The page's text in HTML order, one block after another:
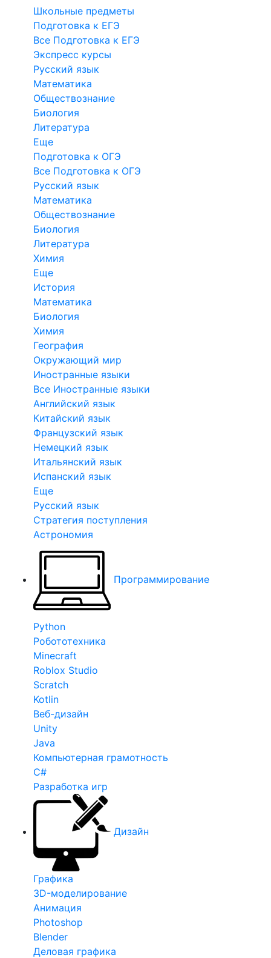
Школьные предметы
Подготовка к ЕГЭ
Все Подготовка к ЕГЭ
Экспресс курсы
Русский язык
Математика
Обществознание
Биология
Литература
Еще
Подготовка к ОГЭ
Все Подготовка к ОГЭ
Русский язык
Математика
Обществознание
Биология
Литература
Химия
Еще
История
Математика
Биология
Химия
География
Окружающий мир
Иностранные языки
Все Иностранные языки
Английский язык
Китайский язык
Французский язык
Немецкий язык
Итальянский язык
Испанский язык
Еще
Русский язык
Стратегия поступления
Астрономия
Программирование
Python
Робототехника
Minecraft
Roblox Studio
Scratch
Kotlin
Веб-дизайн
Unity
Java
Компьютерная грамотность
C#
Разработка игр
Дизайн
Графика
3D-моделирование
Анимация
Photoshop
Blender
Деловая графика